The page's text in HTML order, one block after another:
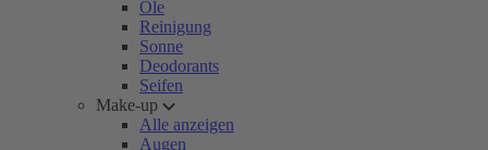
Öle
Reinigung
Sonne
Deodorants
Seifen
Make-up
Alle anzeigen
Augen